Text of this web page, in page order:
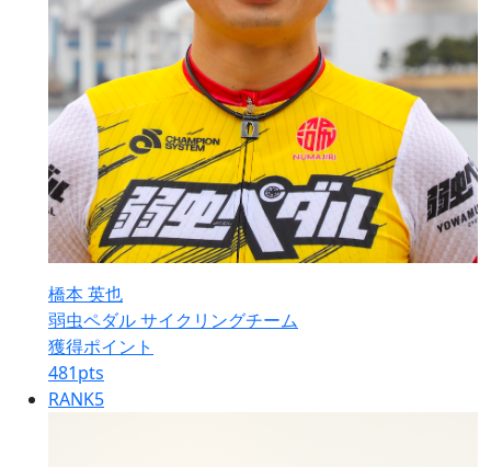
橋本 英也
弱虫ペダル サイクリングチーム
獲得ポイント
481pts
RANK5